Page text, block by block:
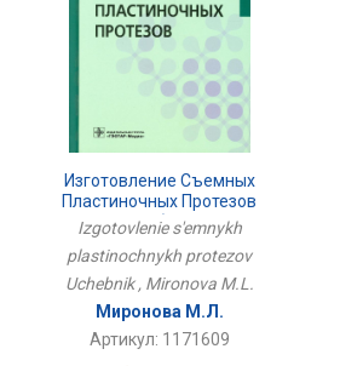
Изготовление Съемных
Пластиночных Протезов
Учебник
Izgotovlenie s'emnykh
plastinochnykh protezov
Uchebnik , Mironova M.L.
Миронова М.Л.
Артикул: 1171609